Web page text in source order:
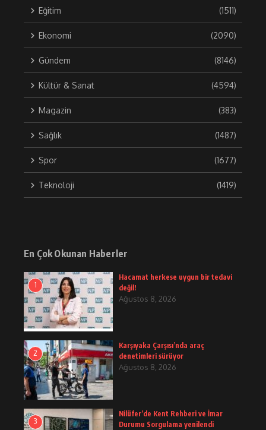
Eğitim (1511)
Ekonomi (2090)
Gündem (8146)
Kültür & Sanat (4594)
Magazin (383)
Sağlık (1487)
Spor (1677)
Teknoloji (1419)
En Çok Okunan Haberler
1
Hacamat herkese uygun bir tedavi
değil!
Ağustos 8, 2026
2
Karşıyaka Çarşısı’nda araç
denetimleri sürüyor
Ağustos 8, 2026
3
Nilüfer’de Kent Rehberi ve İmar
Durumu Sorgulama yenilendi